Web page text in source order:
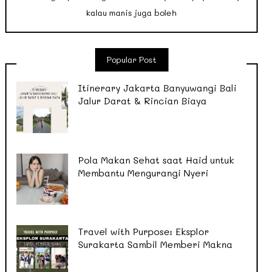
kalau manis juga boleh
Popular Post
Itinerary Jakarta Banyuwangi Bali
Jalur Darat & Rincian Biaya
Pola Makan Sehat saat Haid untuk
Membantu Mengurangi Nyeri
Travel with Purpose: Eksplor
Surakarta Sambil Memberi Makna